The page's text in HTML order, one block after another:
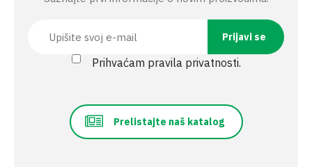
Prihvaćam pravila privatnosti.
Prelistajte naš katalog